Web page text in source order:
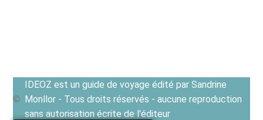
IDEOZ est un guide de voyage édité par Sandrine
Monllor - Tous droits réservés - aucune reproduction
sans autorisation écrite de l'éditeur